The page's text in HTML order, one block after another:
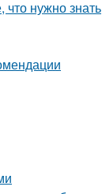
что нужно знать